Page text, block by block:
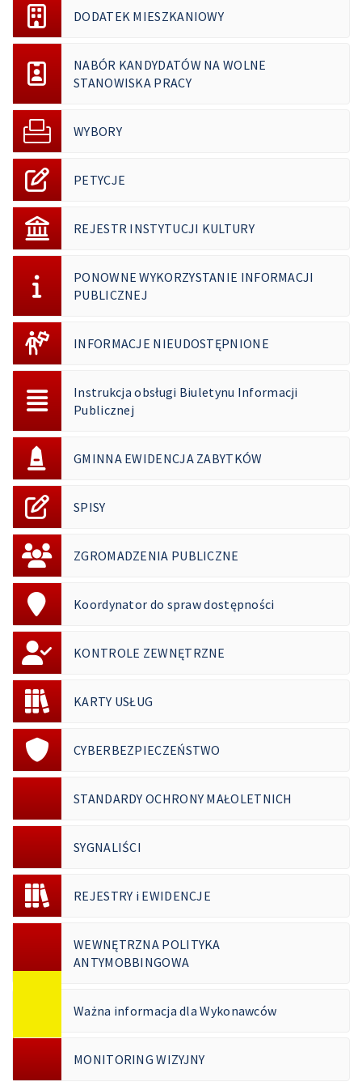
DODATEK MIESZKANIOWY
NABÓR KANDYDATÓW NA WOLNE
STANOWISKA PRACY
WYBORY
PETYCJE
REJESTR INSTYTUCJI KULTURY
PONOWNE WYKORZYSTANIE INFORMACJI
PUBLICZNEJ
INFORMACJE NIEUDOSTĘPNIONE
Instrukcja obsługi Biuletynu Informacji
Publicznej
GMINNA EWIDENCJA ZABYTKÓW
SPISY
ZGROMADZENIA PUBLICZNE
Koordynator do spraw dostępności
KONTROLE ZEWNĘTRZNE
KARTY USŁUG
CYBERBEZPIECZEŃSTWO
STANDARDY OCHRONY MAŁOLETNICH
SYGNALIŚCI
REJESTRY i EWIDENCJE
WEWNĘTRZNA POLITYKA
ANTYMOBBINGOWA
Ważna informacja dla Wykonawców
MONITORING WIZYJNY